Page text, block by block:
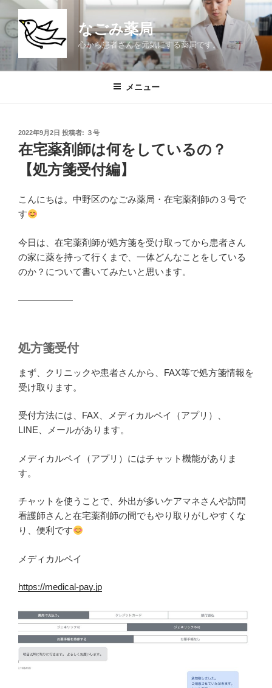
ン
テ
なごみ薬局
心から患者さんを元気にする薬局です。
メニュー
投
稿
日:
2022年9月2日 投稿者: ３号
在宅薬剤師は何をしているの？
【処方箋受付編】
こんにちは。中野区のなごみ薬局・在宅薬剤師の３号で
す
今日は、在宅薬剤師が処方箋を受け取ってから患者さん
の家に薬を持って行くまで、一体どんなことをしている
のか？について書いてみたいと思います。
——————
処方箋受付
まず、クリニックや患者さんから、FAX等で処方箋情報を
受け取ります。
受付方法には、FAX、メディカルペイ（アプリ）、
LINE、メールがあります。
メディカルペイ（アプリ）にはチャット機能がありま
す。
チャットを使うことで、外出が多いケアマネさんや訪問
看護師さんと在宅薬剤師の間でもやり取りがしやすくな
り、便利です
メディカルペイ
https://medical-pay.jp